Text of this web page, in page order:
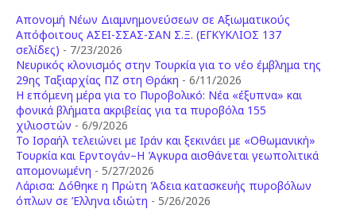
Απονομή Νέων Διαμνημονεύσεων σε Αξιωματικούς
Απόφοιτους ΑΣΕΙ-ΣΣΑΣ-ΣΑΝ Σ.Ξ. (ΕΓΚΥΚΛΙΟΣ 137
σελίδες) - 7/23/2026
Νευρικός κλονισμός στην Τουρκία για το νέο έμβλημα της
29ης Ταξιαρχίας ΠΖ στη Θράκη - 6/11/2026
Η επόμενη μέρα για το Πυροβολικό: Νέα «έξυπνα» και
φονικά βλήματα ακριβείας για τα πυροβόλα 155
χιλιοστών - 6/9/2026
Το Ισραήλ τελειώνει με Ιράν και ξεκινάει με «Οθωμανική»
Τουρκία και Ερντογάν–Η Άγκυρα αισθάνεται γεωπολιτικά
απομονωμένη - 5/27/2026
Λάρισα: Δόθηκε η Πρώτη Άδεια κατασκευής πυροβόλων
όπλων σε Έλληνα ιδιώτη - 5/26/2026